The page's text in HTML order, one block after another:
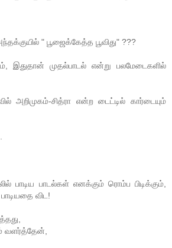
" பூஜைக்கேத்த பூவிது" ???
இதுதான் முதல்பாடல் என்று பலமேடைகளில்
அறிமுகம்-சித்ரா என்ற டைட்டில் கார்டையும்
பாடிய பாடல்கள் எனக்கும் ரொம்ப பிடிக்கும்,
விட!